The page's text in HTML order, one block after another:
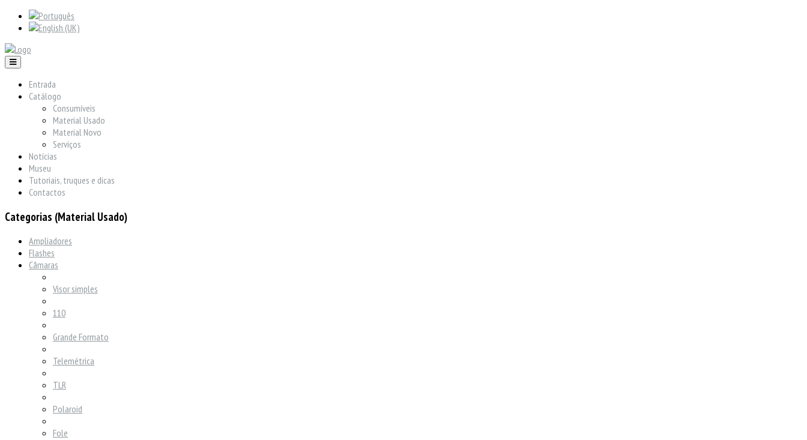
Entrada
Catálogo
Consumíveis
Material Usado
Material Novo
Serviços
Notícias
Museu
Tutoriais, truques e dicas
Contactos
Categorias (Material Usado)
Ampliadores
Flashes
Câmaras
Visor simples
110
Grande Formato
Telemétrica
TLR
Polaroid
Fole